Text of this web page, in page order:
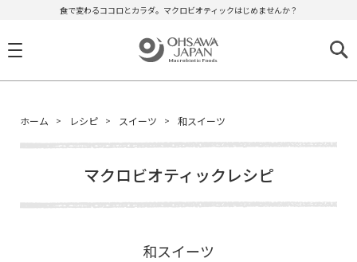
食で変わるココロとカラダ。マクロビオティックはじめませんか？
ホーム レシピ スイーツ 和スイーツ
マクロビオティックレシピ
和スイーツ